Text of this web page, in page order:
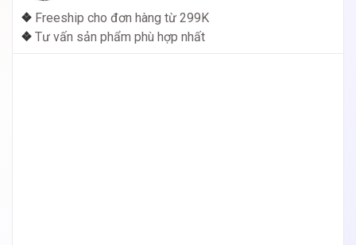
❖ Freeship cho đơn hàng từ 299K
❖ Tư vấn sản phẩm phù hợp nhất